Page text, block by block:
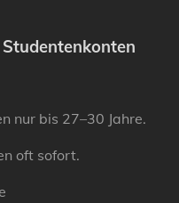
nur bis 27–30 Jahre.
oft sofort.